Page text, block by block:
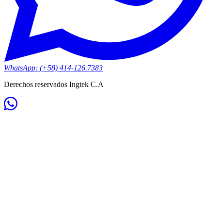
WhatsApp: (+58) 414-126.7383
Derechos reservados Ingtek C.A